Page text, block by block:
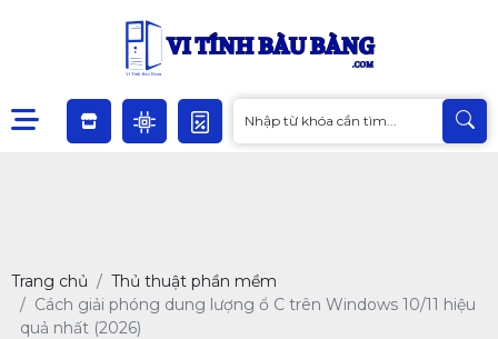
Trang chủ
Thủ thuật phần mềm
Cách giải phóng dung lượng ổ C trên Windows 10/11 hiệu
quả nhất (2026)